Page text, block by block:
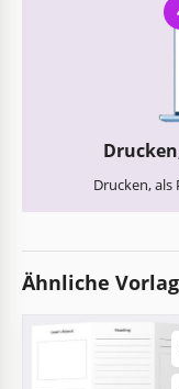
Drucken,
Ähnliche